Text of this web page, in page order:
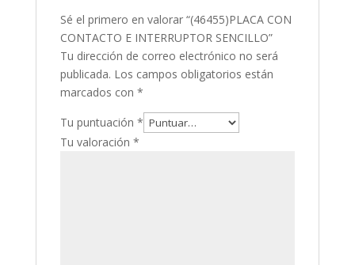
Sé el primero en valorar “(46455)PLACA CON
CONTACTO E INTERRUPTOR SENCILLO”
Tu dirección de correo electrónico no será
publicada. Los campos obligatorios están
marcados con *
Tu puntuación *
Tu valoración *